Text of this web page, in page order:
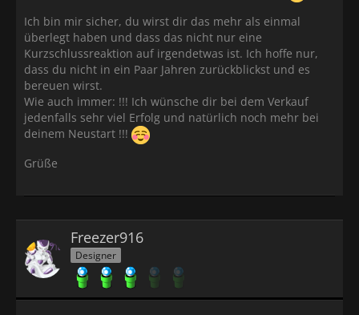
Ich bin mir sicher, du wirst dir das mehr als einmal
überlegt haben und dass das nicht nur eine
Kurzschlussreaktion auf irgendetwas ist. Ich hoffe nur,
dass du nicht in ein Paar Jahren zurückblickst und es
bereuen wirst.
Wie auch immer: !!! Ich wünsche dir bei dem Verkauf
jedenfalls sehr viel Erfolg und natürlich noch mehr bei
deinem Neustart !!!
Grüße
Freezer916
Designer